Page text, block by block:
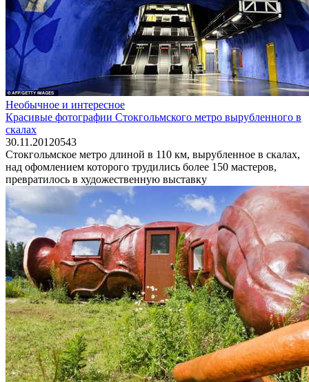
Необычное и интересное
Красивые фотографии Стокгольмского метро вырубленного в
скалах
30.11.20120543
Стокгольмское метро длиной в 110 км, вырубленное в скалах,
над офомлением которого трудились более 150 мастеров,
превратилось в художественную выставку